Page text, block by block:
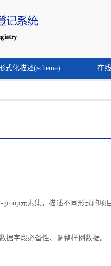
式化描述(schema) 在
group元素集，描述不同形式的
据字段必备性、调整样例数据。